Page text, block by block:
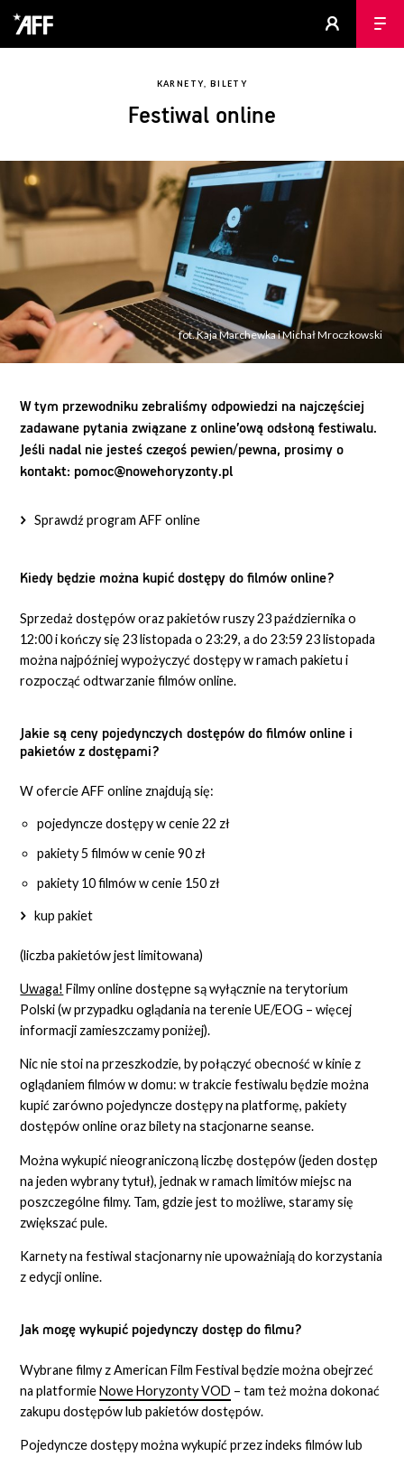
KARNETY, BILETY
Festiwal online
fot. Kaja Marchewka i Michał Mroczkowski
W tym przewodniku zebraliśmy odpowiedzi na najczęściej
zadawane pytania związane z online’ową odsłoną festiwalu.
Jeśli nadal nie jesteś czegoś pewien/pewna, prosimy o
kontakt: pomoc@nowehoryzonty.pl
Sprawdź program AFF online
Kiedy będzie można kupić dostępy do filmów online?
Sprzedaż dostępów oraz pakietów ruszy 23 października o
12:00 i kończy się 23 listopada o 23:29, a do 23:59 23 listopada
można najpóźniej wypożyczyć dostępy w ramach pakietu i
rozpocząć odtwarzanie filmów online.
Jakie są ceny pojedynczych dostępów do filmów online i
pakietów z dostępami?
W ofercie AFF online znajdują się:
pojedyncze dostępy w cenie 22 zł
pakiety 5 filmów w cenie 90 zł
pakiety 10 filmów w cenie 150 zł
kup pakiet
(liczba pakietów jest limitowana)
Uwaga! Filmy online dostępne są wyłącznie na terytorium
Polski (w przypadku oglądania na terenie UE/EOG – więcej
informacji zamieszczamy poniżej).
Nic nie stoi na przeszkodzie, by połączyć obecność w kinie z
oglądaniem filmów w domu: w trakcie festiwalu będzie można
kupić zarówno pojedyncze dostępy na platformę, pakiety
dostępów online oraz bilety na stacjonarne seanse.
Można wykupić nieograniczoną liczbę dostępów (jeden dostęp
na jeden wybrany tytuł), jednak w ramach limitów miejsc na
poszczególne filmy. Tam, gdzie jest to możliwe, staramy się
zwiększać pule.
Karnety na festiwal stacjonarny nie upoważniają do korzystania
z edycji online.
Jak mogę wykupić pojedynczy dostęp do filmu?
Wybrane filmy z American Film Festival będzie można obejrzeć
na platformieNowe Horyzonty VOD – tam też można dokonać
zakupu dostępów lub pakietów dostępów.
Pojedyncze dostępy można wykupić przez indeks filmów lub